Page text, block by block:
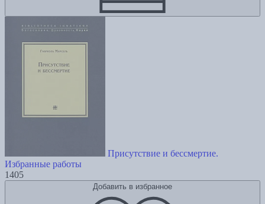
Присутствие и бессмертие.
Избранные работы
1405
Добавить в избранное